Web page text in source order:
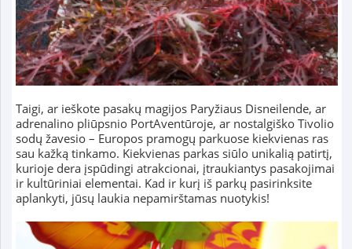
Taigi, ar ieškote pasakų magijos Paryžiaus Disneilende, ar
adrenalino pliūpsnio PortAventūroje, ar nostalgiško Tivolio
sodų žavesio – Europos pramogų parkuose kiekvienas ras
sau kažką tinkamo. Kiekvienas parkas siūlo unikalią patirtį,
kurioje dera įspūdingi atrakcionai, įtraukiantys pasakojimai
ir kultūriniai elementai. Kad ir kurį iš parkų pasirinksite
aplankyti, jūsų laukia nepamirštamas nuotykis!